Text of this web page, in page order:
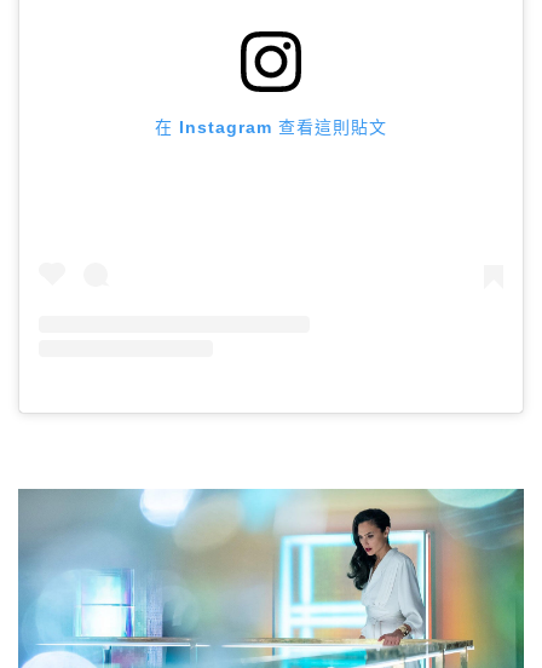
在 Instagram 查看這則貼文